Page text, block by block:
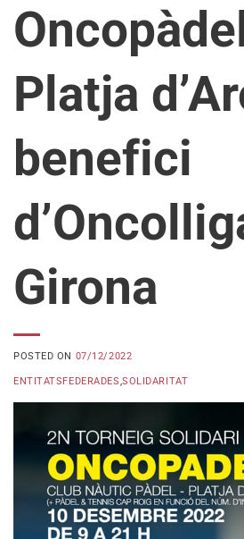
Platja
benefici
Girona
POSTED ON 07/12/2022
ENTITATSFEDERADES,SOLIDARITAT